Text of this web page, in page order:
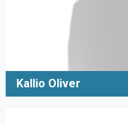
Kallio Oliver